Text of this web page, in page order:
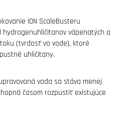
ION ScaleBusteru
hydrogenuhličitanov vápenatých a
(tvrdosť vo vode), ktoré
uhličitany.
voda sa stáva menej
časom rozpustiť existujúce